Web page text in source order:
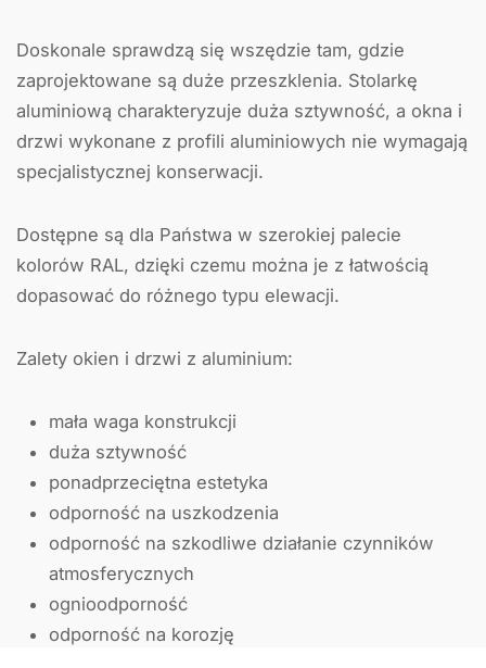
Doskonale sprawdzą się wszędzie tam, gdzie
zaprojektowane są duże przeszklenia. Stolarkę
aluminiową charakteryzuje duża sztywność, a okna i
drzwi wykonane z profili aluminiowych nie wymagają
specjalistycznej konserwacji.
Dostępne są dla Państwa w szerokiej palecie
kolorów RAL, dzięki czemu można je z łatwością
dopasować do różnego typu elewacji.
Zalety okien i drzwi z aluminium:
mała waga konstrukcji
duża sztywność
ponadprzeciętna estetyka
odporność na uszkodzenia
odporność na szkodliwe działanie czynników
atmosferycznych
ognioodporność
odporność na korozję